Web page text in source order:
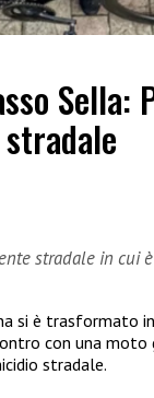
Sella:
stradale in cui
si è trasformato
con una moto
stradale.